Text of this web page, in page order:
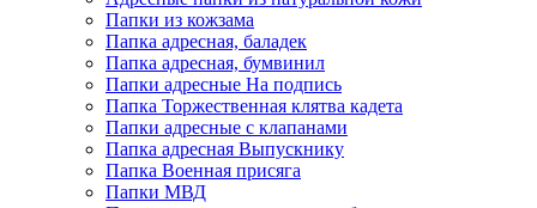
Папки из кожзама
Папка адресная, баладек
Папка адресная, бумвинил
Папки адресные На подпись
Папка Торжественная клятва кадета
Папки адресные с клапанами
Папка адресная Выпускнику
Папка Военная присяга
Папки МВД